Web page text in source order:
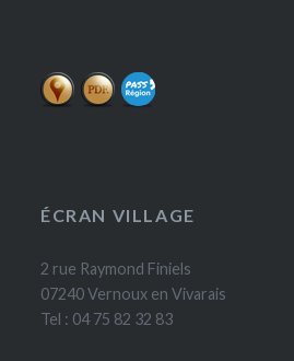
ÉCRAN VILLAGE
2 rue Raymond Finiels
07240 Vernoux en Vivarais
Tel : 04 75 82 32 83